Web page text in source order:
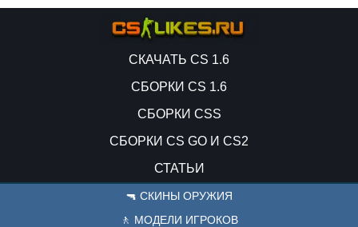
СКАЧАТЬ CS 1.6
СБОРКИ CS 1.6
СБОРКИ CSS
СБОРКИ CS GO И CS2
СТАТЬИ
🔫 СКИНЫ ОРУЖИЯ
🚶 МОДЕЛИ ИГРОКОВ